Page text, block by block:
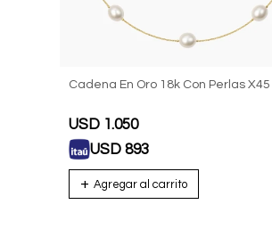
Cadena En Oro 18k Con Perlas X45
USD 1.050
USD 893